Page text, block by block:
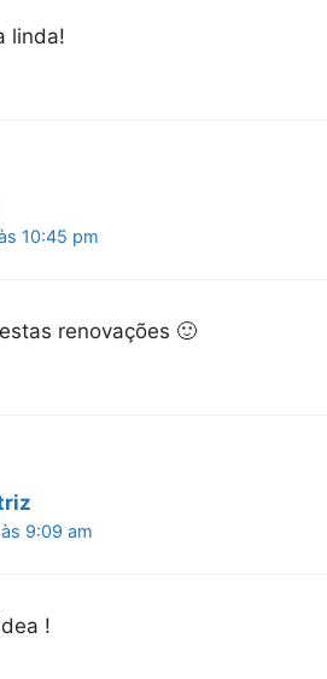
linda!
10:45 pm
renovações 🙂
9:09 am
!